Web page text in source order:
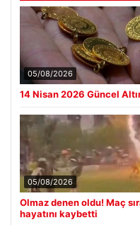
05/08/2026
14 Nisan 2026 Güncel
05/08/2026
Olmaz denen oldu! Maç
hayatını kaybetti